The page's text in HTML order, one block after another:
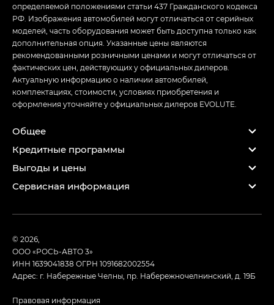
определяемой положениями статьи 437 Гражданского кодекса
РФ. Изображения автомобилей могут отличаться от серийных
моделей, часть оборудования может быть доступна только как
дополнительная опция. Указанные цены являются
рекомендованными розничными ценами и могут отличаться от
фактических цен, действующих у официальных дилеров.
Актуальную информацию о наличии автомобилей,
комплектациях, стоимости, условиях приобретения и
оформления уточняйте у официальных дилеров EVOLUTE.
Общее
Кредитные программы
Выгоды и цены
Сервисная информация
© 2026,
ООО «РОСЬ-АВТО 3»
ИНН 1639041838 ОГРН 1091682002554
Адрес: г. Набережные Челны, пр. Набережночелнинский, д. 19Б
Правовая информация